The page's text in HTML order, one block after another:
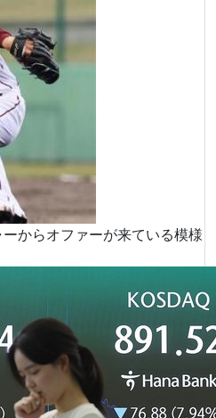
からオファーが来ている模様